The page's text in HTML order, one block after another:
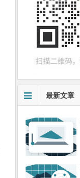
最新文章